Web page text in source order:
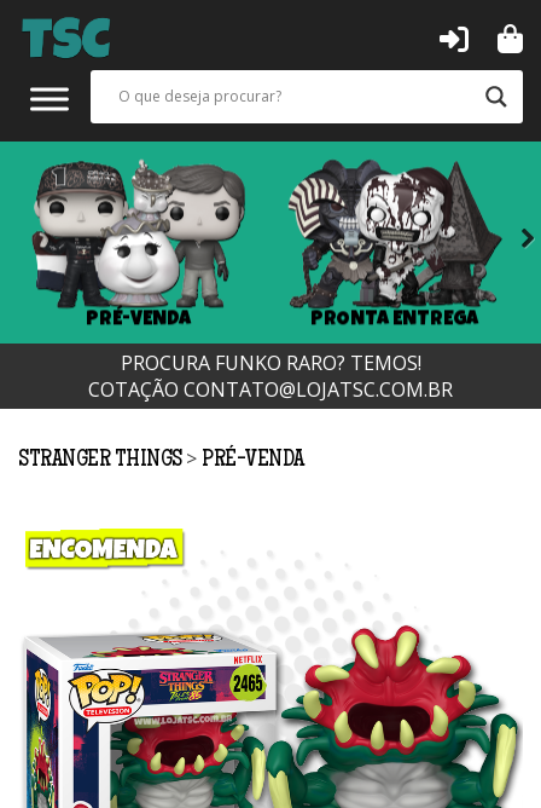
PRÉ-VENDA PRONTA ENTREGA
Next
PROCURA FUNKO RARO? TEMOS!
COTAÇÃO CONTATO@LOJATSC.COM.BR
STRANGER THINGS > PRÉ-VENDA